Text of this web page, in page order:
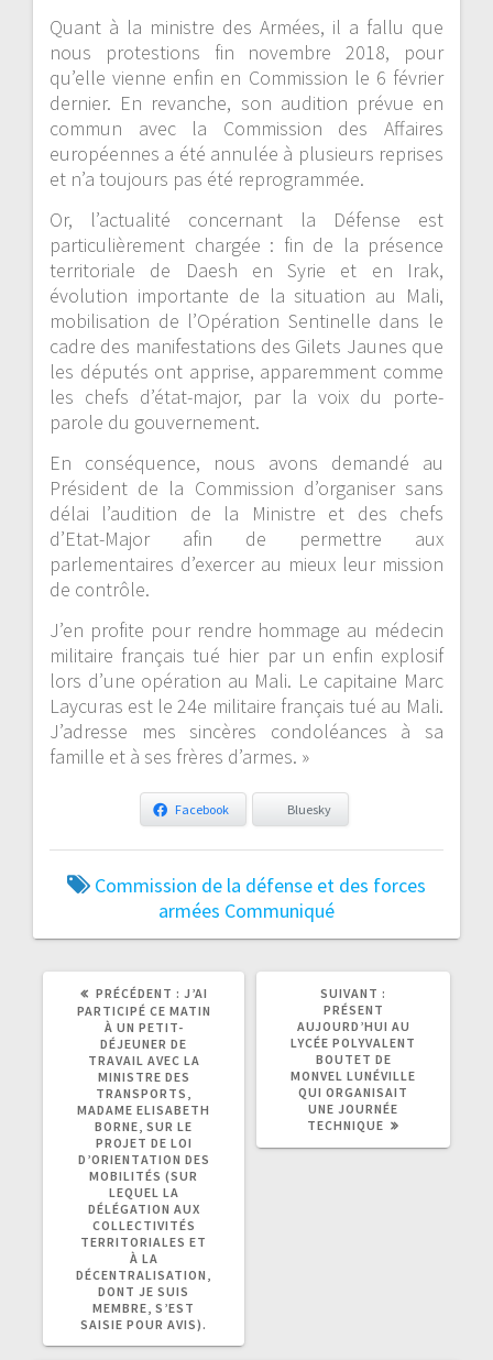
Quant à la ministre des Armées, il a fallu que
nous protestions fin novembre 2018, pour
qu’elle vienne enfin en Commission le 6 février
dernier. En revanche, son audition prévue en
commun avec la Commission des Affaires
européennes a été annulée à plusieurs reprises
et n’a toujours pas été reprogrammée.
Or, l’actualité concernant la Défense est
particulièrement chargée : fin de la présence
territoriale de Daesh en Syrie et en Irak,
évolution importante de la situation au Mali,
mobilisation de l’Opération Sentinelle dans le
cadre des manifestations des Gilets Jaunes que
les députés ont apprise, apparemment comme
les chefs d’état-major, par la voix du porte-
parole du gouvernement.
En conséquence, nous avons demandé au
Président de la Commission d’organiser sans
délai l’audition de la Ministre et des chefs
d’Etat-Major afin de permettre aux
parlementaires d’exercer au mieux leur mission
de contrôle.
J’en profite pour rendre hommage au médecin
militaire français tué hier par un enfin explosif
lors d’une opération au Mali. Le capitaine Marc
Laycuras est le 24e militaire français tué au Mali.
J’adresse mes sincères condoléances à sa
famille et à ses frères d’armes. »
Facebook Bluesky
Commission de la défense et des forces
armées Communiqué
PRÉCÉDENT :
ARTICLE
PRÉCÉDENT
J’AI
PARTICIPÉ CE MATIN
À UN PETIT-
DÉJEUNER DE
TRAVAIL AVEC LA
MINISTRE DES
TRANSPORTS,
MADAME ELISABETH
BORNE, SUR LE
PROJET DE LOI
D’ORIENTATION DES
MOBILITÉS (SUR
LEQUEL LA
DÉLÉGATION AUX
COLLECTIVITÉS
TERRITORIALES ET
À LA
DÉCENTRALISATION,
DONT JE SUIS
MEMBRE, S’EST
SAISIE POUR AVIS).
SUIVANT :
ARTICLE
SUIVANT
PRÉSENT
AUJOURD’HUI AU
LYCÉE POLYVALENT
BOUTET DE
MONVEL LUNÉVILLE
QUI ORGANISAIT
UNE JOURNÉE
TECHNIQUE